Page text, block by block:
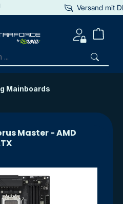
Versand mit
Mainboards
Master - AMD